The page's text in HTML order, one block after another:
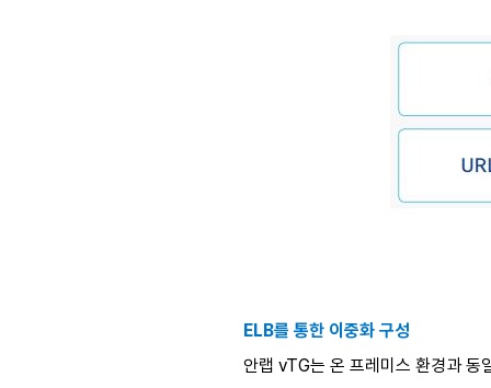
ELB를 통한 이중화 구성
안랩 vTG는 온 프레미스 환경과